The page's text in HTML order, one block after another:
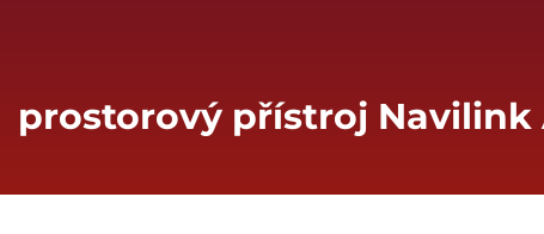
prostorový přístroj Navilink